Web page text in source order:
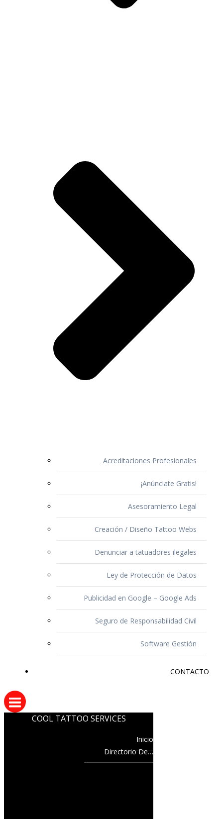
Acreditaciones Profesionales
¡Anúnciate Gratis!
Asesoramiento Legal
Creación / Diseño Tattoo Webs
Denunciar a tatuadores ilegales
Ley de Protección de Datos
Publicidad en Google – Google Ads
Seguro de Responsabilidad Civil
Software Gestión
CONTACTO
COOL TATTOO SERVICES
Inicio
Directorio De…